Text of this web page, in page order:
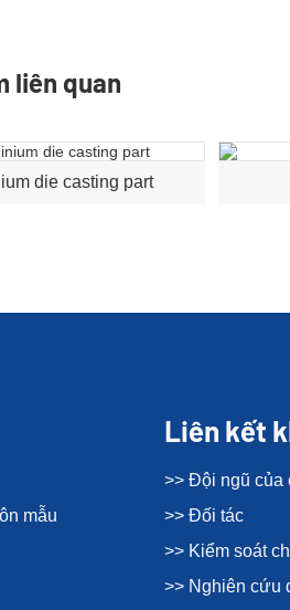
liên quan
die casting part
mẫu
Liên kết
>> Đội ngũ của
>> Đối tác
>> Kiểm soát
>> Nghiên cứu